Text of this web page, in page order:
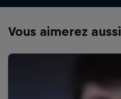
Vous aimerez aussi